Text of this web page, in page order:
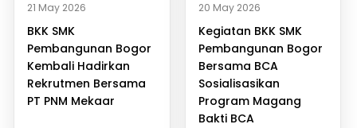
21 May 2026
BKK SMK
Pembangunan Bogor
Kembali Hadirkan
Rekrutmen Bersama
PT PNM Mekaar
20 May 2026
Kegiatan BKK SMK
Pembangunan Bogor
Bersama BCA
Sosialisasikan
Program Magang
Bakti BCA